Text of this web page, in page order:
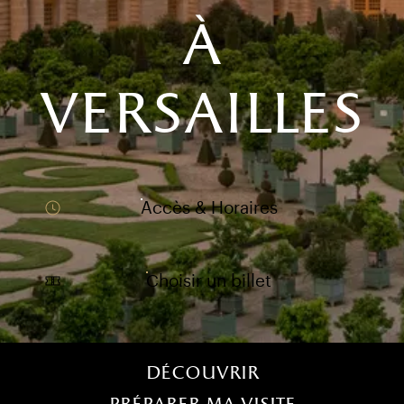
onglet)
nouvel onglet)
fenêtre modale)
de l'application (ouverture dans un nouvel onglet)
à
versailles
Accès & Horaires
Choisir un billet
Découvrir